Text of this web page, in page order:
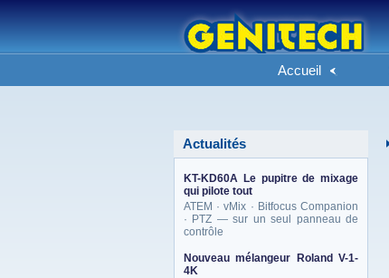
Accueil
Actualités
KT-KD60A Le pupitre de mixage
qui pilote tout
ATEM · vMix · Bitfocus Companion
· PTZ — sur un seul panneau de
contrôle
Nouveau mélangeur Roland V-1-
4K